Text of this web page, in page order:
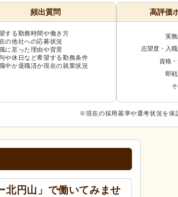
頻出質問
する勤務時間や働き方
の他社への応募状況
に至った理由や背景
や休日など希望する勤務条件
中か退職済か現在の就業状況
高評価
実
志望度・入
資格
即
※現在の採用基準や選考状況を保
北円山」で働いてみませ